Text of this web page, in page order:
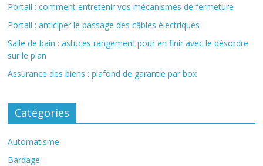
Portail : comment entretenir vos mécanismes de fermeture
Portail : anticiper le passage des câbles électriques
Salle de bain : astuces rangement pour en finir avec le désordre
sur le plan
Assurance des biens : plafond de garantie par box
Catégories
Automatisme
Bardage